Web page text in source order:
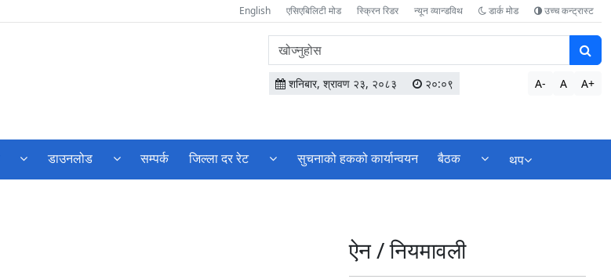
English एसिएबिलिटी मोड स्क्रिन रिडर न्यून व्यान्डविथ डार्क मोड उच्च कन्ट्रास्ट
वेबसाइटमा
सामग्री
खोज्नुहोस
शनिबार, श्रावण २३, २०८३ २०:०९ A- A A+
डाउनलोड सम्पर्क जिल्ला दर रेट सुचनाको हकको कार्यान्वयन बैठक थप
ऐन / नियमावली